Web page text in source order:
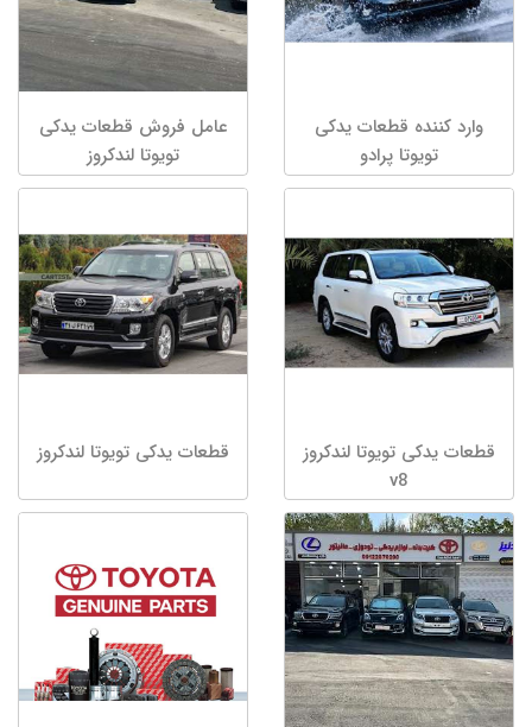
وارد کننده قطعات یدکی
تویوتا پرادو
عامل فروش قطعات یدکی
تویوتا لندکروز
قطعات یدکی تویوتا لندکروز
v8
قطعات یدکی تویوتا لندکروز